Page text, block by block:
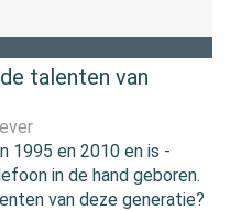
talenten van
1995 en 2010 en is -
in de hand geboren.
van deze generatie?